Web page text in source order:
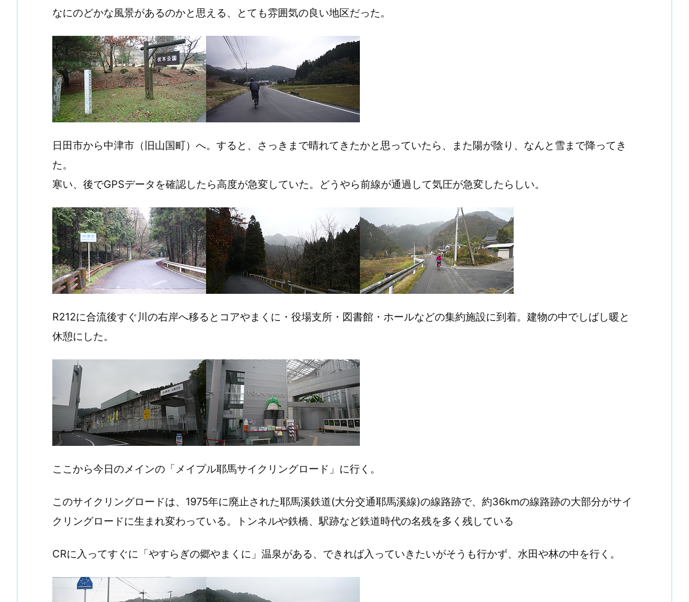
なにのどかな風景があるのかと思える、とても雰囲気の良い地区だった。
日田市から中津市（旧山国町）へ。すると、さっきまで晴れてきたかと思っていたら、また陽が陰り、なんと雪まで降ってき
た。
寒い、後でGPSデータを確認したら高度が急変していた。どうやら前線が通過して気圧が急変したらしい。
R212に合流後すぐ川の右岸へ移るとコアやまくに・役場支所・図書館・ホールなどの集約施設に到着。建物の中でしばし暖と
休憩にした。
ここから今日のメインの「メイプル耶馬サイクリングロード」に行く。
このサイクリングロードは、1975年に廃止された耶馬溪鉄道(大分交通耶馬溪線)の線路跡で、約36kmの線路跡の大部分がサイ
クリングロードに生まれ変わっている。トンネルや鉄橋、駅跡など鉄道時代の名残を多く残している
CRに入ってすぐに「やすらぎの郷やまくに」温泉がある、できれば入っていきたいがそうも行かず、水田や林の中を行く。